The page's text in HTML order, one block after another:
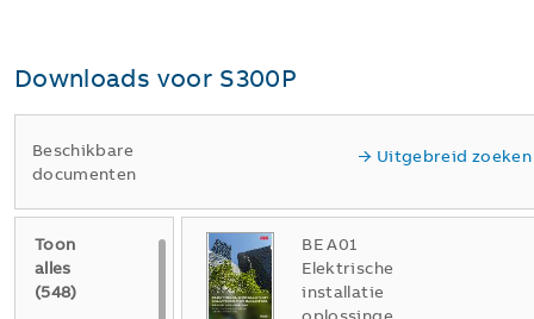
Downloads voor S300P
Beschikbare
documenten
Uitgebreid zoeken
Toon
alles
(548)
BE A01
Elektrische
installatie